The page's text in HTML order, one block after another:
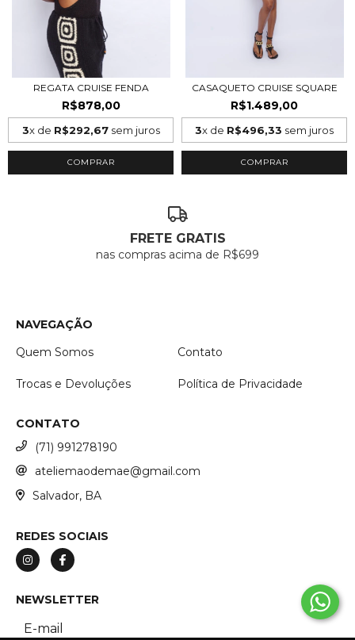
REGATA CRUISE FENDA
R$878,00
3x de R$292,67sem juros
COMPRAR
CASAQUETO CRUISE SQUARE
R$1.489,00
3x de R$496,33 sem juros
COMPRAR
FRETE GRATIS
nas compras acima de R$699
NAVEGAÇÃO
Quem Somos
Contato
Trocas e Devoluções Política de Privacidade
CONTATO
(71) 991278190
ateliemaodemae@gmail.com
Salvador, BA
REDES SOCIAIS
NEWSLETTER